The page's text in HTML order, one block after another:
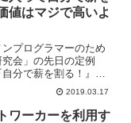
れるようになってか
語だと思います。そ
するもっともらしい
ネーションといいま
値はマジで高いよ
プログラマーのため
会」の先日の定例
分で薪を割る！』コ
。今回は、ちょっと
の開催レポートをお送
2019.03.17
ワーカーを利用す